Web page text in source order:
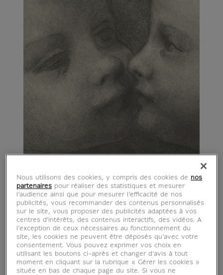
Nous utilisons des cookies, y compris des cookies de nos
partenaires pour réaliser des statistiques et mesurer
l’audience ainsi que pour mesurer l’efficacité de nos
publicités, vous recommander des contenus personnalisés
sur le site, vous proposer des publicités adaptées à vos
centres d'intérêts, des contenus interactifs, des vidéos. A
l’exception de ceux nécessaires au fonctionnement du
site, les cookies ne peuvent être déposés qu’avec votre
consentement. Vous pouvez exprimer vos choix en
utilisant les boutons ci-après et changer d’avis à tout
moment en cliquant sur la rubrique « Gérer les cookies »
située en bas de chaque page du site. Si vous ne